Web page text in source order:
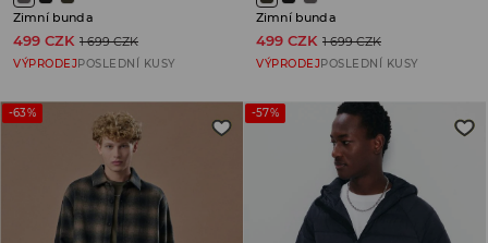
Zimní bunda
499 CZK 1 699 CZK
VÝPRODEJPOSLEDNÍ KUSY
Zimní bunda
499 CZK 1 699 CZK
VÝPRODEJPOSLEDNÍ KUSY
-63% -57%